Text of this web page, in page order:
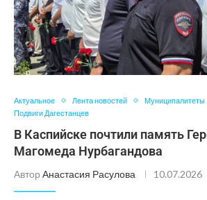
Актуальное Лента новостей Муниципалитеты
Подвиги Дагестанцев
В Каспийске почтили память
Магомеда Нурбагандова
Автор Анастасия Расулова 10.07.2026